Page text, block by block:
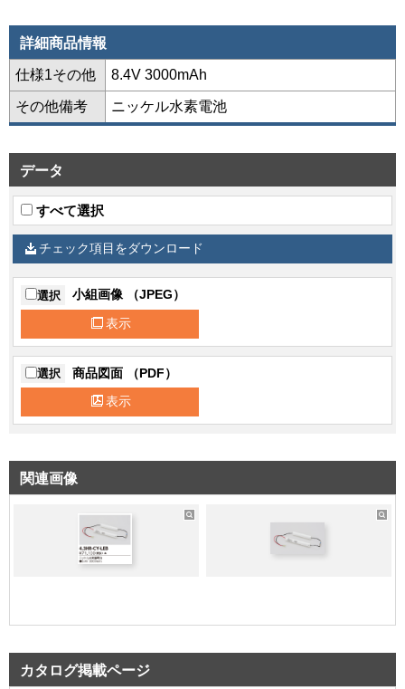
詳細商品情報
仕様1その他 8.4V 3000mAh
その他備考 ニッケル水素電池
データ
すべて選択
チェック項目をダウンロード
選択 小組画像 （JPEG）
表示
選択 商品図面 （PDF）
表示
関連画像
カタログ掲載ページ